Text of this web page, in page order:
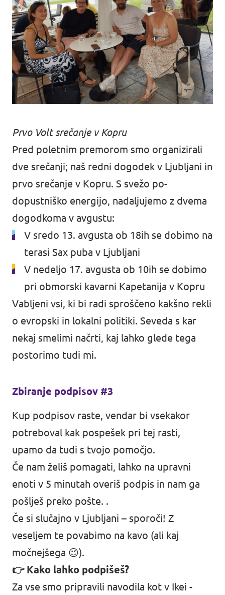
Prvo Volt srečanje v Kopru
Pred poletnim premorom smo organizirali
dve srečanji; naš redni dogodek v Ljubljani in
prvo srečanje v Kopru. S svežo po-
dopustniško energijo, nadaljujemo z dvema
dogodkoma v avgustu:
V sredo 13. avgusta ob 18ih se dobimo na
terasi Sax puba v Ljubljani
V nedeljo 17. avgusta ob 10ih se dobimo
pri obmorski kavarni Kapetanija v Kopru
Vabljeni vsi, ki bi radi sproščeno kakšno rekli
o evropski in lokalni politiki. Seveda s kar
nekaj smelimi načrti, kaj lahko glede tega
postorimo tudi mi.
Zbiranje podpisov #3
Kup podpisov raste, vendar bi vsekakor
potreboval kak pospešek pri tej rasti,
upamo da tudi s tvojo pomočjo.
Če nam želiš pomagati, lahko na upravni
enoti v 5 minutah overiš podpis in nam ga
pošlješ preko pošte. .
Če si slučajno v Ljubljani – sporoči! Z
veseljem te povabimo na kavo (ali kaj
močnejšega 😉).
👉 Kako lahko podpišeš?
Za vse smo pripravili navodila kot v Ikei -